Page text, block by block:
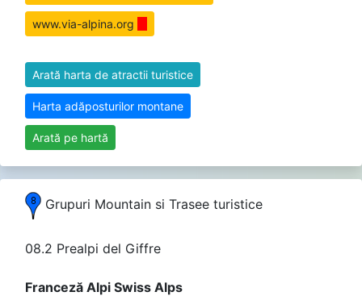
www.via-alpina.org
Arată harta de atractii turistice
Harta adăposturilor montane
Arată pe hartă
Grupuri Mountain si Trasee turistice
08.2 Prealpi del Giffre
Franceză Alpi Swiss Alps